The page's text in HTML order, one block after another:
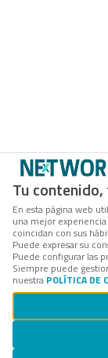
Tu
En esta página web
una mejor
coincidan con sus
Puede expresar su
Puede configurar las
Siempre puede
nuestra POLÍTICA DE